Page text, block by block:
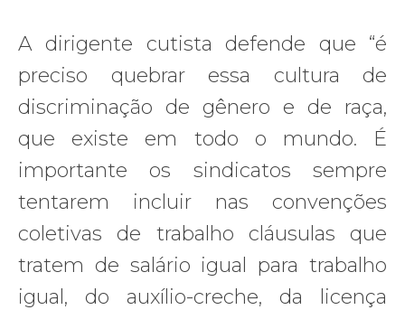
A dirigente cutista defende que “é
preciso quebrar essa cultura de
discriminação de gênero e de raça,
que existe em todo o mundo. É
importante os sindicatos sempre
tentarem incluir nas convenções
coletivas de trabalho cláusulas que
tratem de salário igual para trabalho
igual, do auxílio-creche, da licença